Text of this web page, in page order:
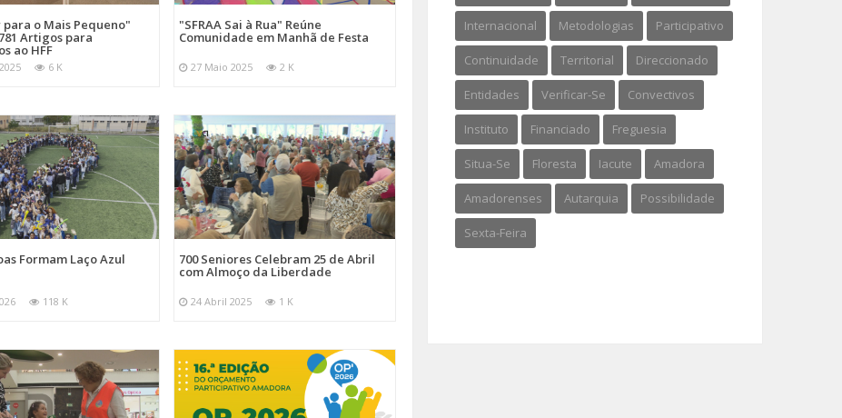
o Mais Pequeno"
Artigos para
ao HFF
6 K
"SFRAA Sai à Rua" Reúne
Comunidade em Manhã de Festa
27 Maio 2025 2 K
Formam Laço Azul
118 K
700 Seniores Celebram 25 de Abril
com Almoço da Liberdade
24 Abril 2025 1 K
Internacional Metodologias Participativo
Continuidade Territorial Direccionado
Entidades Verificar-Se Convectivos
Instituto Financiado Freguesia
Situa-Se Floresta Iacute Amadora
Amadorenses Autarquia Possibilidade
Sexta-Feira